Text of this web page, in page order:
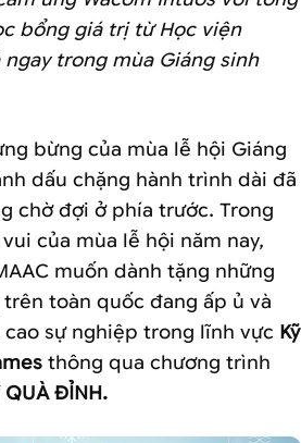
bổng giá trị từ Học viện
trong mùa Giáng sinh
bừng của mùa lễ hội Giáng
dấu chặng hành trình dài đã
chờ đợi ở phía trước. Trong
của mùa lễ hội năm nay,
muốn dành tặng những
toàn quốc đang ấp ủ và
sự nghiệp trong lĩnh vực Kỹ
thông qua chương trình
QUÀ ĐỈNH.